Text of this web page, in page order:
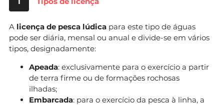
A licença de pesca lúdica para este tipo de águas
pode ser diária, mensal ou anual e divide-se em vários
tipos, designadamente:
Apeada: exclusivamente para o exercício a partir
de terra firme ou de formações rochosas
ilhadas;
Embarcada: para o exercício da pesca à linha, a